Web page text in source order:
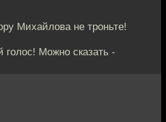
Михайлова не троньте!
голос! Можно сказать -